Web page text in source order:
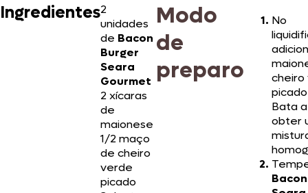
Ingredientes2
unidades
de Bacon
Burger
Seara
Gourmet
2 xícaras
de
maionese
1/2 maço
de cheiro
verde
picado
Modo
de
preparo
No
Bata
obter